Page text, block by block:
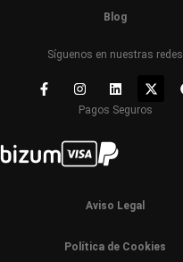
Blog
Síguenos en nuestras redes
Pagos Seguros
Aviso Legal
Política de Cookies